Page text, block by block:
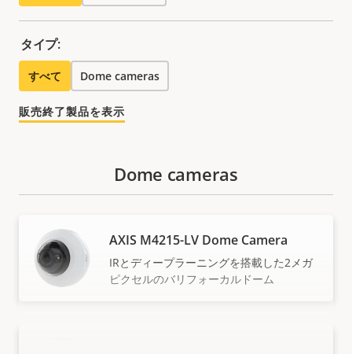
タイプ:
すべて Dome cameras
販売終了製品を表示
Dome cameras
AXIS M4215-LV Dome Camera
IRとディープラーニングを搭載した2メガ
ピクセルのバリフォーカルドーム